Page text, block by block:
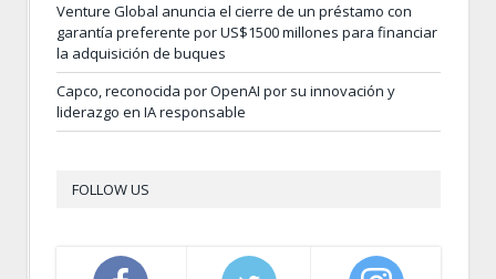
Venture Global anuncia el cierre de un préstamo con
garantía preferente por US$1500 millones para financiar
la adquisición de buques
Capco, reconocida por OpenAI por su innovación y
liderazgo en IA responsable
FOLLOW US